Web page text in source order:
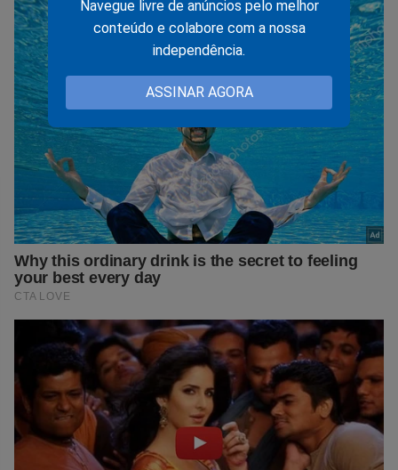
Navegue livre de anúncios pelo melhor
conteúdo e colabore com a nossa
independência.
ASSINAR AGORA